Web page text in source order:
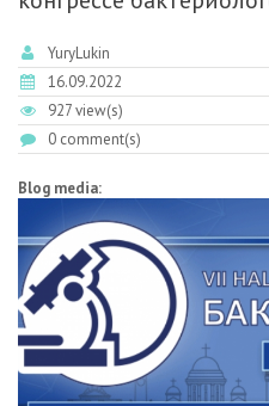
YuryLukin
16.09.2022
927 view(s)
0 comment(s)
Blog media: